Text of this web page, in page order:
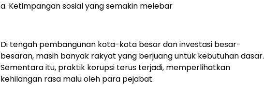
a. Ketimpangan sosial yang semakin melebar
Di tengah pembangunan kota-kota besar dan investasi besar-
besaran, masih banyak rakyat yang berjuang untuk kebutuhan dasar.
Sementara itu, praktik korupsi terus terjadi, memperlihatkan
kehilangan rasa malu oleh para pejabat.